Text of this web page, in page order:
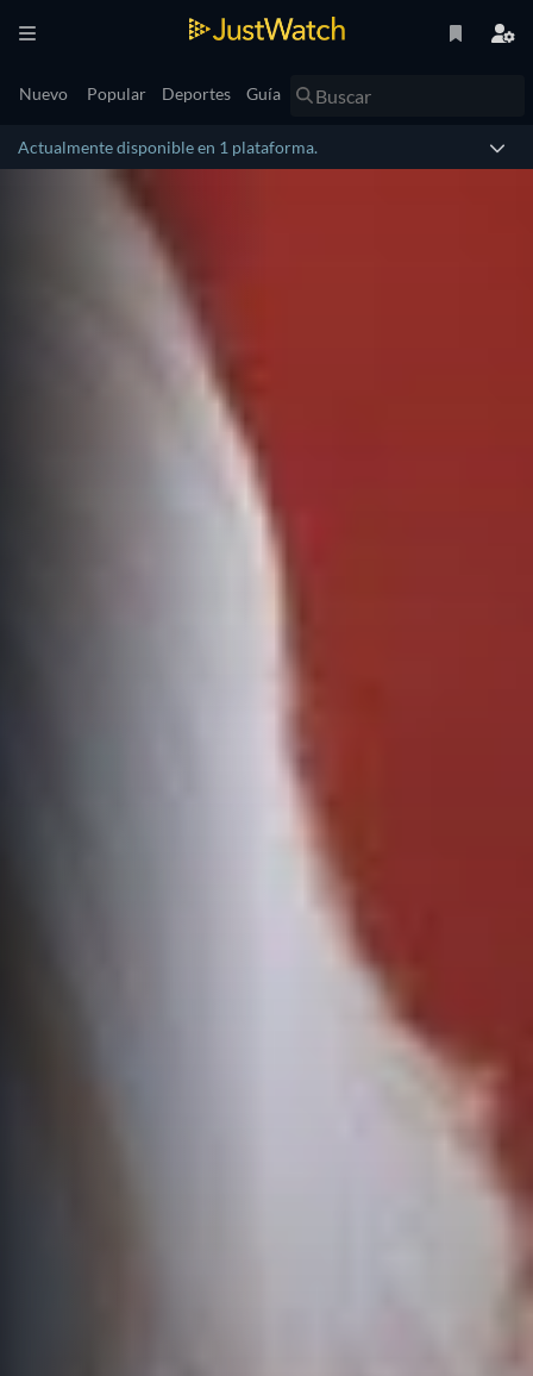
Nuevo Popular Deportes Guía
Actualmente disponible en 1 plataforma.